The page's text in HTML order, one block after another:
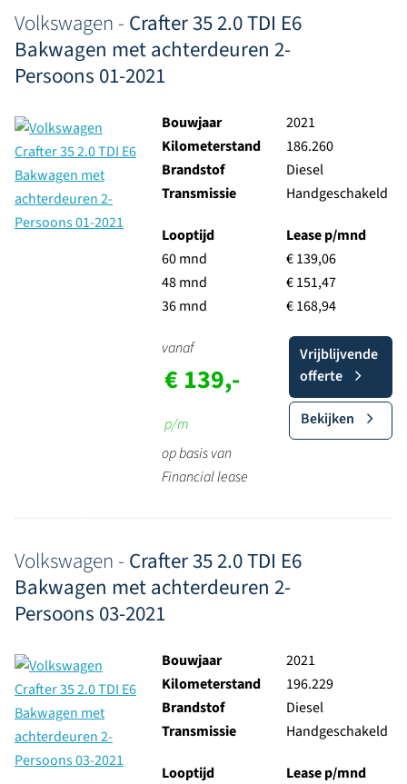
Volkswagen - Crafter 35 2.0 TDI E6
Bakwagen met achterdeuren 2-
Persoons 01-2021
Bouwjaar
2021
Kilometerstand
186.260
Brandstof
Diesel
Transmissie
Handgeschakeld
Looptijd
60 mnd
48 mnd
36 mnd
Lease p/mnd
€ 139,06
€ 151,47
€ 168,94
vanaf
€ 139,-
p/m
op basis van
Financial lease
Vrijblijvende
offerte
Bekijken
Volkswagen - Crafter 35 2.0 TDI E6
Bakwagen met achterdeuren 2-
Persoons 03-2021
Bouwjaar
2021
Kilometerstand
196.229
Brandstof
Diesel
Transmissie
Handgeschakeld
Looptijd
Lease p/mnd